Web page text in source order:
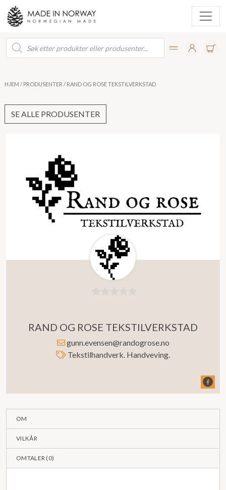
Products
search
HJEM / PRODUSENTER / RAND OG ROSE TEKSTILVERKSTAD
SE ALLE PRODUSENTER
av
5
RAND OG ROSE TEKSTILVERKSTAD
gunn.evensen@randogrose.no
Tekstilhandverk. Handveving.
OM
VILKÅR
OMTALER (0)